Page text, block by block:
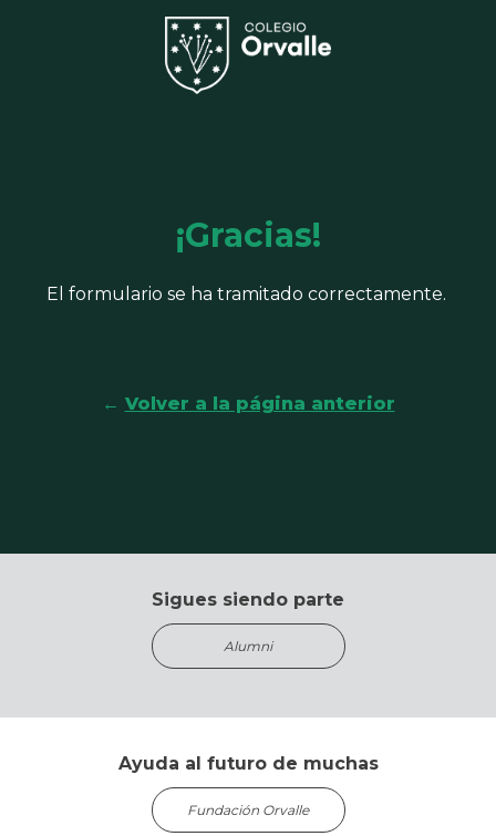
¡Gracias!
El formulario se ha tramitado correctamente.
Volver a la página anterior
Sigues siendo parte
Alumni
Ayuda al futuro de muchas
Fundación Orvalle